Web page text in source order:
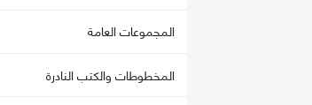
المجموعات العامة
المخطوطات والكتب النادرة